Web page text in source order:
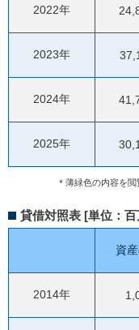
2022年
2023年
2024年
2025年
＊薄緑色の内容を
貸借対照表 [単位：
資
2014年